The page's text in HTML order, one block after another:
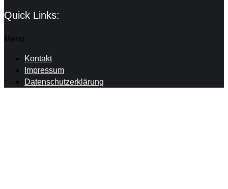
Quick Links:
Menü
Kontakt
Impressum
Datenschutzerklärung